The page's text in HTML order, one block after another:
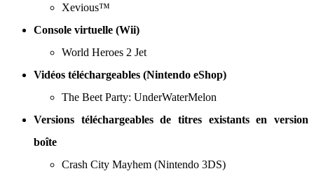
Xevious™
Console virtuelle (Wii)
World Heroes 2 Jet
Vidéos téléchargeables (Nintendo eShop)
The Beet Party: UnderWaterMelon
Versions téléchargeables de titres existants en version
boîte
Crash City Mayhem (Nintendo 3DS)